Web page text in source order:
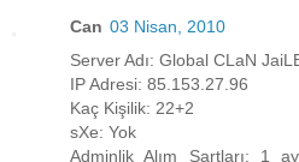
Can 03 Nisan, 2010
Server Adı: Global CLaN
IP Adresi: 85.153.27.96
Kaç Kişilik: 22+2
sXe: Yok
Adminlik Alım Şartları: 1